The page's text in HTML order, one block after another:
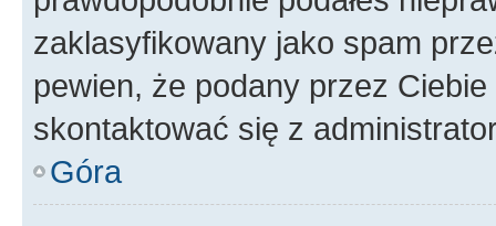
zaklasyfikowany jako spam
pewien, że podany przez
skontaktować się z
Góra